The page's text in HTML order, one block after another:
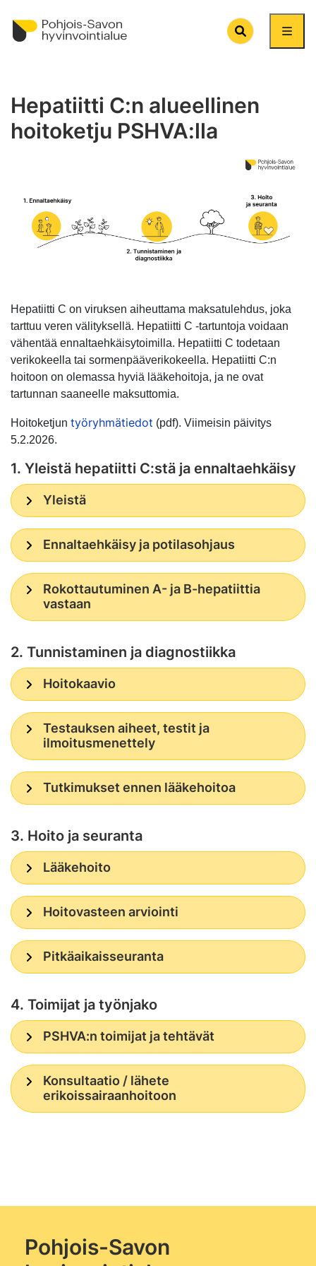
Search
Hepatiitti C:n alueellinen
hoitoketju PSHVA:lla
Hepatiitti C on viruksen aiheuttama maksatulehdus, joka
tarttuu veren välityksellä. Hepatiitti C -tartuntoja voidaan
vähentää ennaltaehkäisytoimilla. Hepatiitti C todetaan
verikokeella tai sormenpääverikokeella. Hepatiitti C:n
hoitoon on olemassa hyviä lääkehoitoja, ja ne ovat
tartunnan saaneelle maksuttomia.
Hoitoketjun työryhmätiedot (pdf). Viimeisin päivitys
5.2.2026.
1. Yleistä hepatiitti C:stä ja ennaltaehkäisy
Yleistä
Ennaltaehkäisy ja potilasohjaus
Rokottautuminen A- ja B-hepatiittia
vastaan
2. Tunnistaminen ja diagnostiikka
Hoitokaavio
Testauksen aiheet, testit ja
ilmoitusmenettely
Tutkimukset ennen lääkehoitoa
3. Hoito ja seuranta
Lääkehoito
Hoitovasteen arviointi
Pitkäaikaisseuranta
4. Toimijat ja työnjako
PSHVA:n toimijat ja tehtävät
Konsultaatio / lähete
erikoissairaanhoitoon
Pohjois-Savon